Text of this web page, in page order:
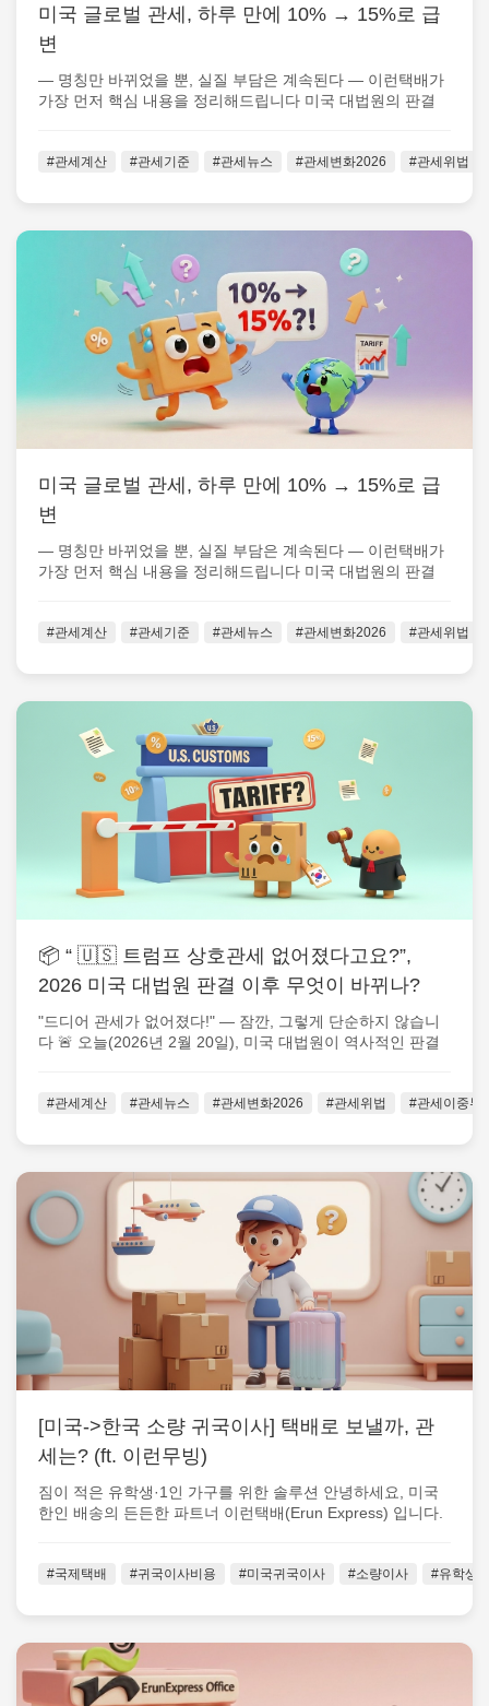
미국 글로벌 관세, 하루 만에 10% → 15%로 급
변
— 명칭만 바뀌었을 뿐, 실질 부담은 계속된다 — 이런택배가
가장 먼저 핵심 내용을 정리해드립니다 미국 대법원의 판결
#관세계산 #관세기준 #관세뉴스 #관세변화2026 #관세위법
미국 글로벌 관세, 하루 만에 10% → 15%로 급
변
— 명칭만 바뀌었을 뿐, 실질 부담은 계속된다 — 이런택배가
가장 먼저 핵심 내용을 정리해드립니다 미국 대법원의 판결
#관세계산 #관세기준 #관세뉴스 #관세변화2026 #관세위법
📦 “ 🇺🇸 트럼프 상호관세 없어졌다고요?”,
2026 미국 대법원 판결 이후 무엇이 바뀌나?
"드디어 관세가 없어졌다!" — 잠깐, 그렇게 단순하지 않습니
다 🚨 오늘(2026년 2월 20일), 미국 대법원이 역사적인 판결
#관세계산 #관세뉴스 #관세변화2026 #관세위법 #관세이중부
[미국->한국 소량 귀국이사] 택배로 보낼까, 관
세는? (ft. 이런무빙)
짐이 적은 유학생·1인 가구를 위한 솔루션 안녕하세요, 미국
한인 배송의 든든한 파트너 이런택배(Erun Express) 입니다.
#국제택배 #귀국이사비용 #미국귀국이사 #소량이사 #유학생